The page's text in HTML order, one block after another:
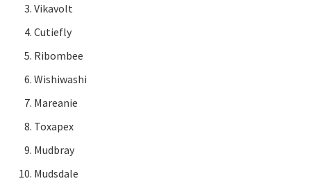
Vikavolt
Cutiefly
Ribombee
Wishiwashi
Mareanie
Toxapex
Mudbray
Mudsdale